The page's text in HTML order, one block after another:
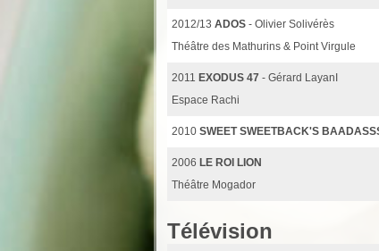
2012/13 ADOS - Olivier Solivérès
Théâtre des Mathurins & Point Virgule
2011 EXODUS 47 - Gérard LayanI
Espace Rachi
2010 SWEET SWEETBACK'S
2006 LE ROI LION
Théâtre Mogador
Télévision